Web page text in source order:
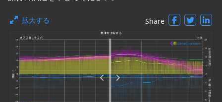
拡大する Share